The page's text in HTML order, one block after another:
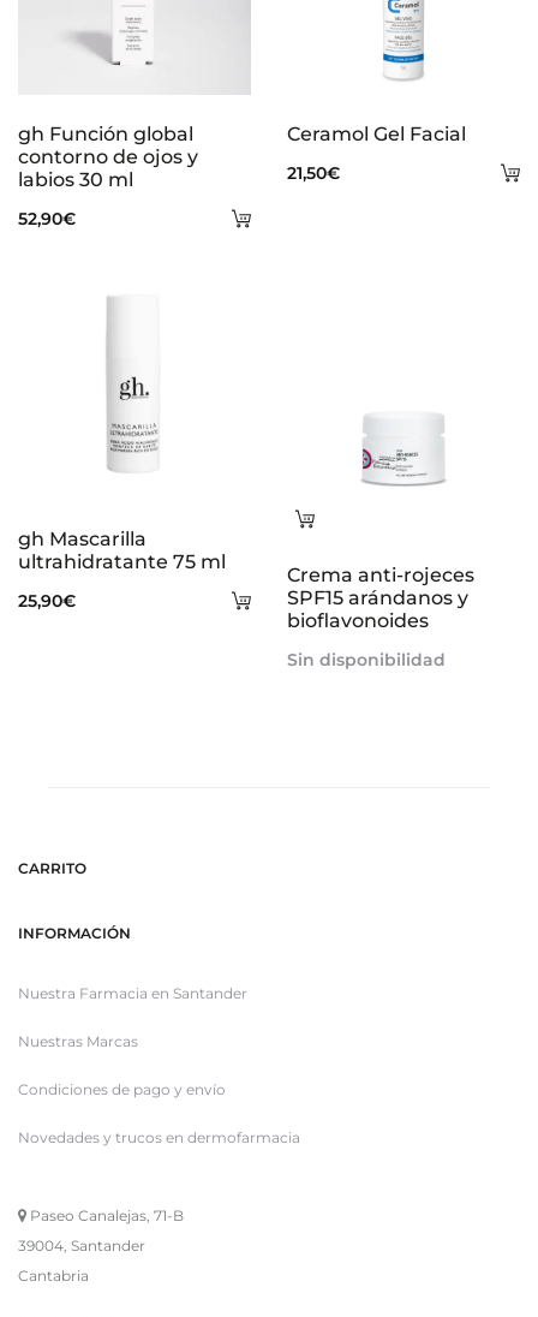
Añadir
gh Función global
contorno de ojos y
labios 30 ml
52,90€
Ceramol Gel Facial
21,50€
Añadir
carrito
gh Mascarilla
ultrahidratante 75 ml
25,90€
Leer
Crema anti-rojeces
SPF15 arándanos y
bioflavonoides
Sin disponibilidad
CARRITO
INFORMACIÓN
Nuestra Farmacia en Santander
Nuestras Marcas
Condiciones de pago y envío
Novedades y trucos en dermofarmacia
Paseo Canalejas, 71-B
39004, Santander
Cantabria